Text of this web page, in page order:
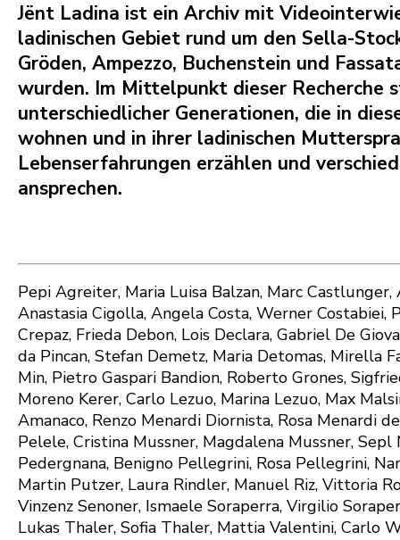
Jënt Ladina ist ein Archiv mit
ladinischen Gebiet rund um den Sella-
Gröden, Ampezzo, Buchenstein und
wurden. Im Mittelpunkt dieser Recherche
unterschiedlicher Generationen, die in
wohnen und in ihrer ladinischen
Lebenserfahrungen erzählen und
ansprechen.
Pepi Agreiter, Maria Luisa Balzan, Marc Castlunger,
Anastasia Cigolla, Angela Costa, Werner Costabiei,
Crepaz, Frieda Debon, Lois Declara, Gabriel De
da Pincan, Stefan Demetz, Maria Detomas, Mirella
Min, Pietro Gaspari Bandion, Roberto Grones,
Moreno Kerer, Carlo Lezuo, Marina Lezuo, Max
Amanaco, Renzo Menardi Diornista, Rosa Menardi
Pelele, Cristina Mussner, Magdalena Mussner,
Pedergnana, Benigno Pellegrini, Rosa Pellegrini,
Martin Putzer, Laura Rindler, Manuel Riz, Vittoria
Vinzenz Senoner, Ismaele Soraperra, Virgilio
Lukas Thaler, Sofia Thaler, Mattia Valentini, Carlo